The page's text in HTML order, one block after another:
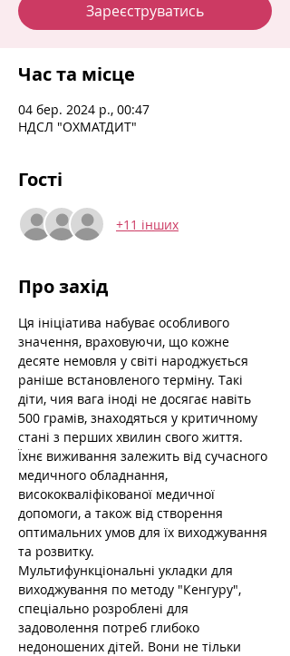
Зареєструватись
Час та місце
04 бер. 2024 р., 00:47
НДСЛ "ОХМАТДИТ"
Гості
+11 інших
Про захід
Ця ініціатива набуває особливого
значення, враховуючи, що кожне
десяте немовля у світі народжується
раніше встановленого терміну. Такі
діти, чия вага іноді не досягає навіть
500 грамів, знаходяться у критичному
стані з перших хвилин свого життя.
Їхнє виживання залежить від сучасного
медичного обладнання,
висококваліфікованої медичної
допомоги, а також від створення
оптимальних умов для їх виходжування
та розвитку.
Мультифункціональні укладки для
виходжування по методу "Кенгуру",
спеціально розроблені для
задоволення потреб глибоко
недоношених дітей. Вони не тільки